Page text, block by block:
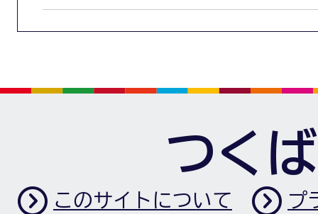
つく
このサイトについて プ